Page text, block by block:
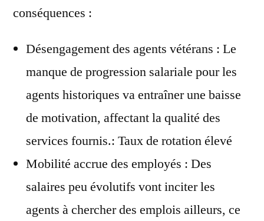
conséquences :
Désengagement des agents vétérans : Le
manque de progression salariale pour les
agents historiques va entraîner une baisse
de motivation, affectant la qualité des
services fournis.: Taux de rotation élevé
Mobilité accrue des employés : Des
salaires peu évolutifs vont inciter les
agents à chercher des emplois ailleurs, ce